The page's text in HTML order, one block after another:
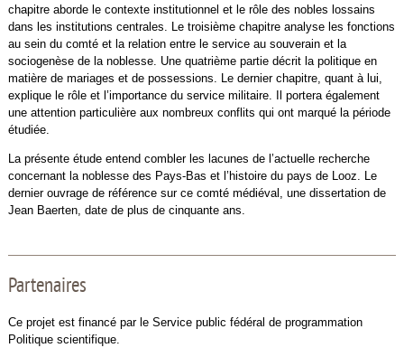
chapitre aborde le contexte institutionnel et le rôle des nobles lossains
dans les institutions centrales. Le troisième chapitre analyse les fonctions
au sein du comté et la relation entre le service au souverain et la
sociogenèse de la noblesse. Une quatrième partie décrit la politique en
matière de mariages et de possessions. Le dernier chapitre, quant à lui,
explique le rôle et l’importance du service militaire. Il portera également
une attention particulière aux nombreux conflits qui ont marqué la période
étudiée.
La présente étude entend combler les lacunes de l’actuelle recherche
concernant la noblesse des Pays-Bas et l’histoire du pays de Looz. Le
dernier ouvrage de référence sur ce comté médiéval, une dissertation de
Jean Baerten, date de plus de cinquante ans.
Partenaires
Ce projet est financé par le Service public fédéral de programmation
Politique scientifique.